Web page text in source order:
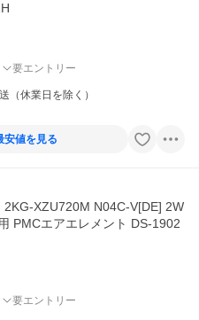
要エントリー
（休業日を除く）
安値を見る
2KG-XZU720M N04C-V[DE] 2W
PMCエアエレメント DS-1902
要エントリー